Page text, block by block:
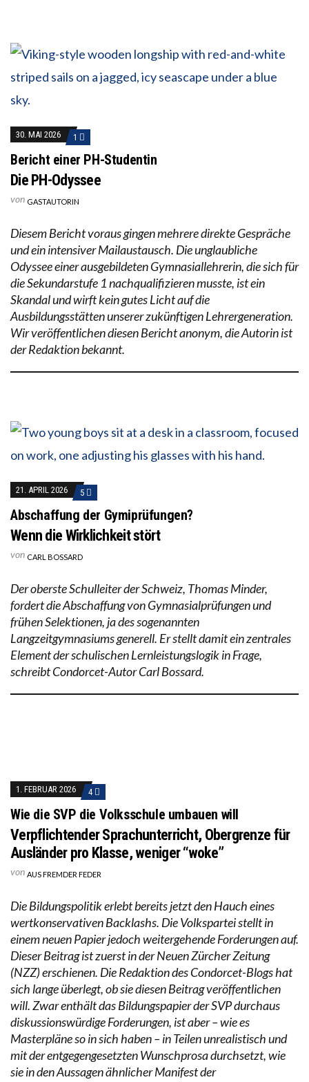
30. MAI 2026 1
Bericht einer PH-Studentin
Die PH-Odyssee
von GASTAUTORIN
Diesem Bericht voraus gingen mehrere direkte Gespräche
und ein intensiver Mailaustausch. Die unglaubliche
Odyssee einer ausgebildeten Gymnasiallehrerin, die sich für
die Sekundarstufe 1 nachqualifizieren musste, ist ein
Skandal und wirft kein gutes Licht auf die
Ausbildungsstätten unserer zukünftigen Lehrergeneration.
Wir veröffentlichen diesen Bericht anonym, die Autorin ist
der Redaktion bekannt.
21. APRIL 2026 5
Abschaffung der Gymiprüfungen?
Wenn die Wirklichkeit stört
von CARL BOSSARD
Der oberste Schulleiter der Schweiz, Thomas Minder,
fordert die Abschaffung von Gymnasialprüfungen und
frühen Selektionen, ja des sogenannten
Langzeitgymnasiums generell. Er stellt damit ein zentrales
Element der schulischen Lernleistungslogik in Frage,
schreibt Condorcet-Autor Carl Bossard.
1. FEBRUAR 2026 4
Wie die SVP die Volksschule umbauen will
Verpflichtender Sprachunterricht, Obergrenze für
Ausländer pro Klasse, weniger “woke”
von AUS FREMDER FEDER
Die Bildungspolitik erlebt bereits jetzt den Hauch eines
wertkonservativen Backlashs. Die Volkspartei stellt in
einem neuen Papier jedoch weitergehende Forderungen auf.
Dieser Beitrag ist zuerst in der Neuen Zürcher Zeitung
(NZZ) erschienen. Die Redaktion des Condorcet-Blogs hat
sich lange überlegt, ob sie diesen Beitrag veröffentlichen
will. Zwar enthält das Bildungspapier der SVP durchaus
diskussionswürdige Forderungen, ist aber – wie es
Masterpläne so in sich haben – in Teilen unrealistisch und
mit der entgegengesetzten Wunschprosa durchsetzt, wie
sie in den Aussagen ähnlicher Manifest der